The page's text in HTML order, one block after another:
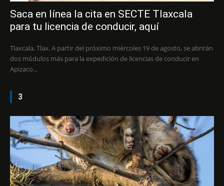
Saca en línea la cita en SECTE Tlaxcala
para tu licencia de conducir, aquí
Tlaxcala, Tlax. A partir del próximo miércoles 19 de agosto, se abrirán
dos módulos más para la expedición de licencias de conducir en
Apizaco...
3